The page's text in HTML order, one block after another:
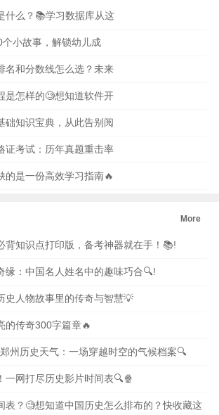
什么？📚学习数据库从这
小故事，解锁幼儿成
名和分数线怎么选？未来
是怎样的🧐想知道软件开
础知识宝典，从此告别阅
证考试：历年真题重击率
的是一份高效学习指南🔥
More
背知识点打印版，备考神器就在手！📚!
缘：中国名人姓名中的趣味巧合🔍!
史人物故事里的传奇与智慧💡
的传奇300字篇章🔥
州历史天气：一场穿越时空的气候档案🔍
一网打尽历史影片时间表🔍🍿
表？🧐想知道中国历史怎么排布的？快收藏这